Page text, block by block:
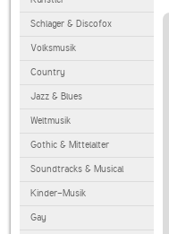
Schlager & Discofox
Volksmusik
Country
Jazz & Blues
Weltmusik
Gothic & Mittelalter
Soundtracks & Musical
Kinder-Musik
Gay